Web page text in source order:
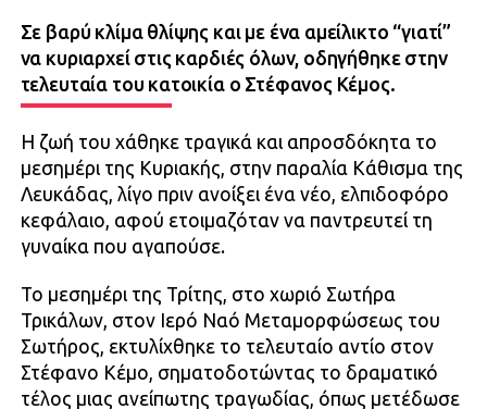
Σε βαρύ κλίμα θλίψης και με ένα αμείλικτο “γιατί”
να κυριαρχεί στις καρδιές όλων, οδηγήθηκε στην
τελευταία του κατοικία ο Στέφανος Κέμος.
Η ζωή του χάθηκε τραγικά και απροσδόκητα το
μεσημέρι της Κυριακής, στην παραλία Κάθισμα της
Λευκάδας, λίγο πριν ανοίξει ένα νέο, ελπιδοφόρο
κεφάλαιο, αφού ετοιμαζόταν να παντρευτεί τη
γυναίκα που αγαπούσε.
Το μεσημέρι της Τρίτης, στο χωριό Σωτήρα
Τρικάλων, στον Ιερό Ναό Μεταμορφώσεως του
Σωτήρος, εκτυλίχθηκε το τελευταίο αντίο στον
Στέφανο Κέμο, σηματοδοτώντας το δραματικό
τέλος μιας ανείπωτης τραγωδίας, όπως μετέδωσε